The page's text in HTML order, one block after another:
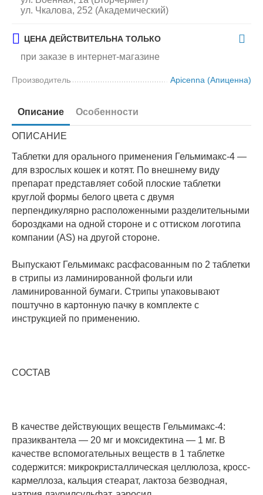
ул. Чкалова, 252 (Академический)
ЦЕНА ДЕЙСТВИТЕЛЬНА ТОЛЬКО
при заказе в интернет-магазине
Производитель Apicenna (Апиценна)
Описание Особенности
ОПИСАНИЕ
Таблетки для орального применения Гельмимакс-4 —
для взрослых кошек и котят. По внешнему виду
препарат представляет собой плоские таблетки
круглой формы белого цвета с двумя
перпендикулярно расположенными разделительными
бороздками на одной стороне и с оттиском логотипа
компании (AS) на другой стороне.
Выпускают Гельмимакс расфасованным по 2 таблетки
в стрипы из ламинированной фольги или
ламинированной бумаги. Стрипы упаковывают
поштучно в картонную пачку в комплекте с
инструкцией по применению.
СОСТАВ
В качестве действующих веществ Гельмимакс-4:
празиквантела — 20 мг и моксидектина — 1 мг. В
качестве вспомогательных веществ в 1 таблетке
содержится: микрокристаллическая целлюлоза, кросс-
кармеллоза, кальция стеарат, лактоза безводная,